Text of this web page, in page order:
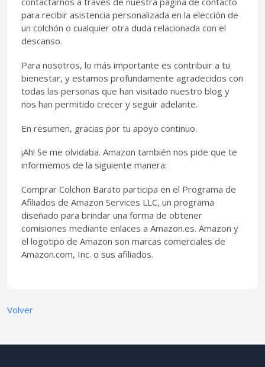
para recibir asistencia personalizada en la elección de
un colchón o cualquier otra duda relacionada con el
descanso.
Para nosotros, lo más importante es contribuir a tu
bienestar, y estamos profundamente agradecidos con
todas las personas que han visitado nuestro blog y
nos han permitido crecer y seguir adelante.
En resumen, gracias por tu apoyo continuo.
¡Ah! Se me olvidaba. Amazon también nos pide que te
informemos de la siguiente manera:
Comprar Colchon Barato participa en el Programa de
Afiliados de Amazon Services LLC, un programa
diseñado para brindar una forma de obtener
comisiones mediante enlaces a Amazon.es. Amazon y
el logotipo de Amazon son marcas comerciales de
Amazon.com, Inc. o sus afiliados.
Volver